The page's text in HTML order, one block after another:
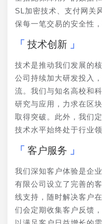
SL加密技术、支付网关
保每一笔交易的安全性
技术创新
技术是推动我们发展的
公司持续加大研发投入
流。我们与知名高校和
研究与应用，力求在区
取得突破。此外，我们
技术水平始终处于行业领
客户服务
我们深知客户体验是企
有限公司设立了完善的
线支持，随时解决客户
们会定期收集客户反馈